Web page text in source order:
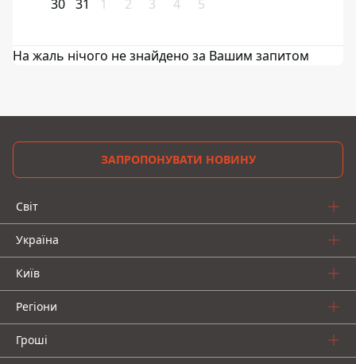
30 31 1 2 3 4 5
На жаль нічого не знайдено за Вашим запитом
ЗАПРОПОНУВАТИ НОВИНУ
Світ
Україна
Київ
Регіони
Гроші